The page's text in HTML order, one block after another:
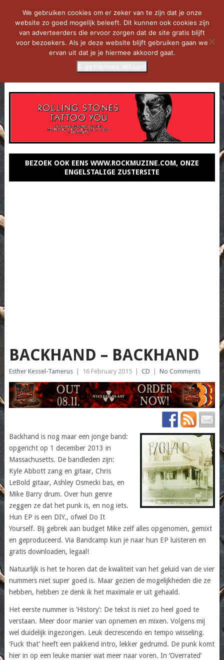
BEZOEK OOK EENS WWW.ROCKMUZINE.COM, ONZE
ENGELSTALIGE ZUSTERSITE
BACKHAND – BACKHAND
Esther Kessel-Tamerus 16 February 2015 CD No Comments
Backhand is nog maar een jonge band:
opgericht op 1 december 2013 in
Massachusetts. De bandleden zijn:
Kyle Abbott zang en gitaar, Chris
LeBold gitaar, Ashley Osmecki bas, en
Mike Barry drum. Over hun genre
zeggen ze dat het punk is, en nog iets.
Hun EP is een DIY., ofwel Do It
Yourself. Bij gebrek aan budget Mike zelf alles opgenomen, gemixt
en geproduceerd. Via Bandcamp kun je naar hun EP luisteren en
gratis downloaden, legaal!
Natuurlijk is het te horen dat de kwaliteit van het geluid van de vier
nummers niet super goed is. Maar gezien de mogelijkheden die ze
hebben, hebben ze denk ik het maximale er uit gehaald.
Het eerste nummer is ‘History’: De tekst is niet zo heel goed te
verstaan. Meer door manier van opnemen en mixen. Volgens mij
wel duidelijk ingezongen. Leuk decrescendo en tempo wisseling.
‘Fuck that’ heeft een pakkend intro, lekker gedrumd. De punk komt
hier in op een leuke manier wat meer naar voren. In ‘Overrated’
We gebruiken cookies om er zeker van te zijn dat je onze
website zo goed mogelijk beleeft. Dit kunnen ook cookies zijn
van adverteerders die ervoor zorgen dat de site gratis blijft
voor bezoekers. Als je deze website blijft gebruiken gaan we
ervan uit dat je je hiermee akkoord gaat.
Ik ga hiermee akkoord